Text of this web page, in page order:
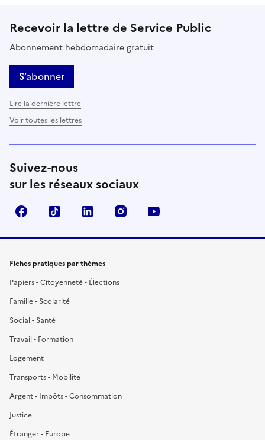
Recevoir la lettre de Service Public
Abonnement hebdomadaire gratuit
S’abonner
Lire la dernière lettre
Voir toutes les lettres
Suivez-nous
sur les réseaux sociaux
FacebookTikTok LinkedIn Instagram
Fiches pratiques par thèmes
Papiers - Citoyenneté - Élections
Famille - Scolarité
Social - Santé
Travail - Formation
Logement
Transports - Mobilité
Argent - Impôts - Consommation
Justice
Étranger - Europe